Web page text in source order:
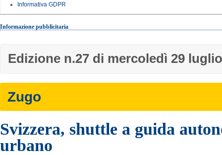
Informativa GDPR
Informazione pubblicitaria
Edizione n.27 di mercoledì 29
Zugo
Svizzera, shuttle a guida
urbano